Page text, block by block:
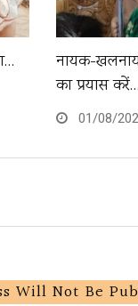
नायक-
का प्रयास करें…
01/08/
Will Not Be